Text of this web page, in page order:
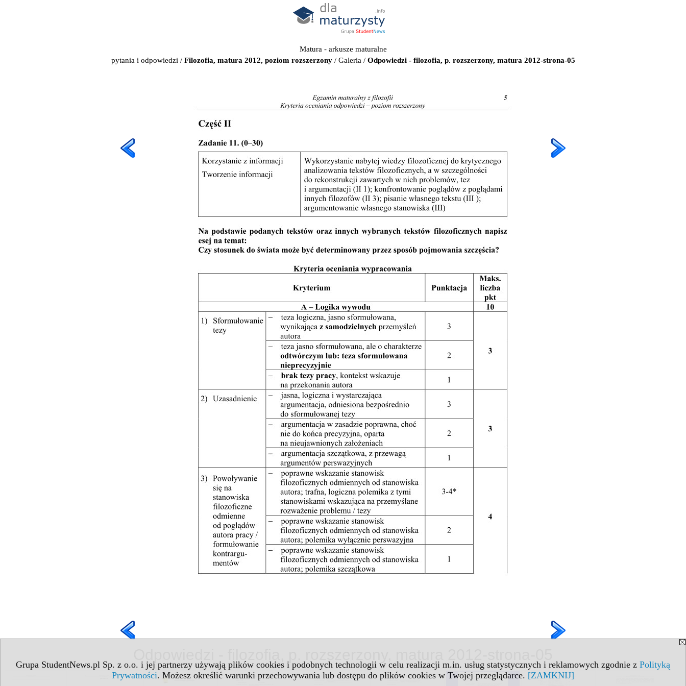
Grupa StudentNews.pl Sp. z o.o. i jej partnerzy używają plików cookies i podobnych technologii w celu realizacji m.in. usług statystycznych i reklamowych zgodnie z Polityką
Prywatności. Możesz określić warunki przechowywania lub dostępu do plików cookies w Twojej przeglądarce. [ZAMKNIJ]
Matura - arkusze maturalne
pytania i odpowiedzi / Filozofia, matura 2012, poziom rozszerzony/ Galeria / Odpowiedzi - filozofia, p. rozszerzony, matura 2012-strona-05